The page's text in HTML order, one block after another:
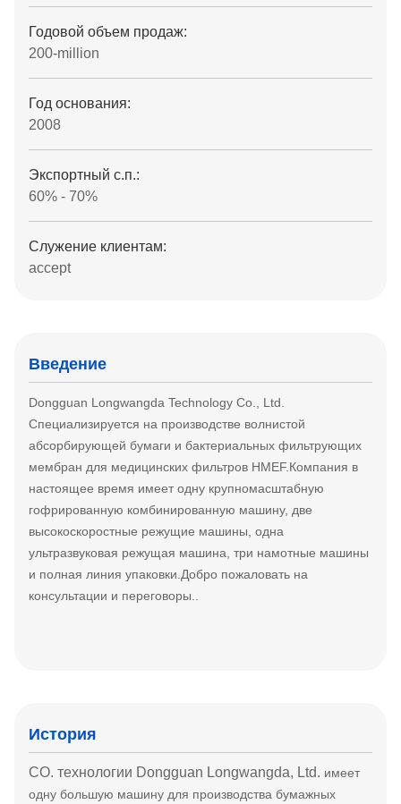
Годовой объем продаж:
200-million
Год основания:
2008
Экспортный с.п.:
60% - 70%
Служение клиентам:
accept
Введение
Dongguan Longwangda Technology Co., Ltd.
Специализируется на производстве волнистой
абсорбирующей бумаги и бактериальных фильтрующих
мембран для медицинских фильтров HMEF.Компания в
настоящее время имеет одну крупномасштабную
гофрированную комбинированную машину, две
высокоскоростные режущие машины, одна
ультразвуковая режущая машина, три намотные машины
и полная линия упаковки.Добро пожаловать на
консультации и переговоры..
История
CO. технологии Dongguan Longwangda, Ltd. имеет
одну большую машину для производства бумажных